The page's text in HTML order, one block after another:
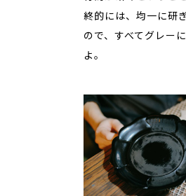
終的には、均一に研
ので、すべてグレー
よ。